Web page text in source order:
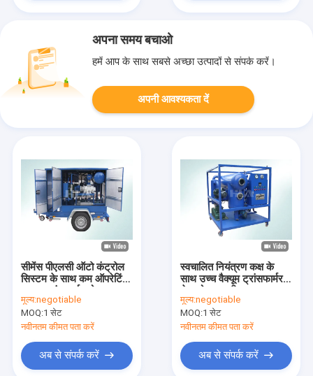
अपना समय बचाओ
हमें आप के साथ सबसे अच्छा उत्पादों से संपर्क करें।
अपनी आवश्यकता दें
सीमेंस पीएलसी ऑटो कंट्रोल
सिस्टम के साथ कम ऑपरेटिंग
ऑयल शोधक
मूल्य:negotiable
MOQ:1 सेट
नवीनतम कीमत पता करें
अब से संपर्क करें
स्वचालित नियंत्रण कक्ष के
साथ उच्च वैक्यूम ट्रांसफार्मर
मूल्य:negotiable
MOQ:1 सेट
नवीनतम कीमत पता करें
अब से संपर्क करें